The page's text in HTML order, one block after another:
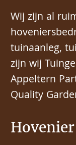
Wij zijn al
tuinaanleg,
zijn wij
Appeltern
Quality